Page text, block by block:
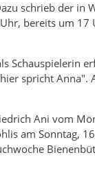
schrieb der in
bereits um
Schauspielerin
spricht Anna".
Ani vom
am Sonntag,